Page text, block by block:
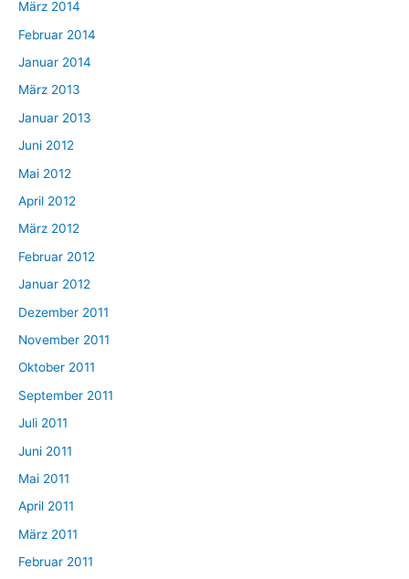
März 2014
Februar 2014
Januar 2014
März 2013
Januar 2013
Juni 2012
Mai 2012
April 2012
März 2012
Februar 2012
Januar 2012
Dezember 2011
November 2011
Oktober 2011
September 2011
Juli 2011
Juni 2011
Mai 2011
April 2011
März 2011
Februar 2011